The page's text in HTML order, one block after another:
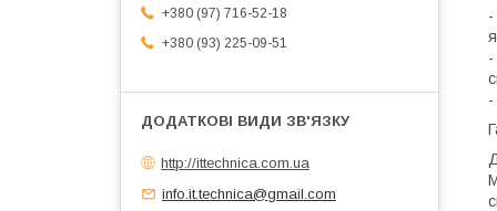
-
-
-
+380 (97) 716-52-18
+380 (93) 225-09-51
http://ittechnica.com.ua
info.it.technica@gmail.com